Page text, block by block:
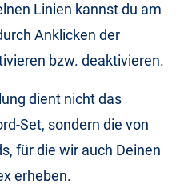
Linien kannst du am
Anklicken der
bzw. deaktivieren.
dient nicht das
Set, sondern die von
für die wir auch Deinen
erheben.